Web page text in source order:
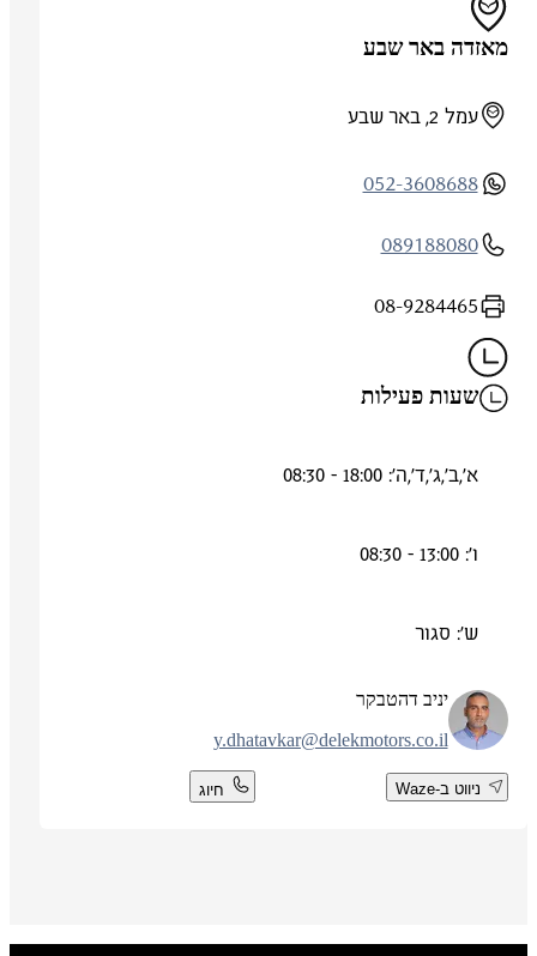
מאזדה באר שבע
עמל 2, באר שבע
052-3608688
089188080
08-9284465
שעות פעילות
א',ב',ג',ד',ה': 18:00 - 08:30
ש': סגור
יניב דהטבקר
y.dhatavkar@delekmotors.co.il
ניווט ב-Waze חיוג